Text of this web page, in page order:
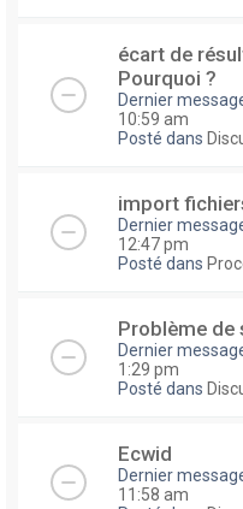
écart de
Pourquoi ?
Dernier
10:59 am
Posté dans
import
Dernier
12:47 pm
Posté dans
Problème de
Dernier
1:29 pm
Posté dans
Ecwid
Dernier
11:58 am